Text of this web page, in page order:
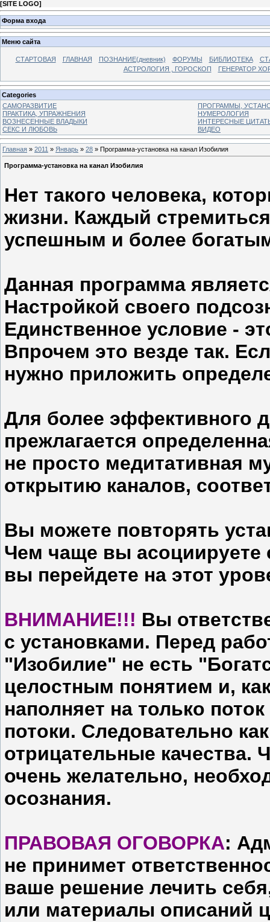
[SITE LOGO]
Форма входа
Меню сайта
СТАРТОВАЯ ГЛАВНАЯ ПОЗНАНИЕ(дневник) ФОРУМЫ БИБЛИОТЕКА
АСТРОЛОГИЯ , ГОРОСКОП
ГЕНЕРАТОР
Categories
САМОРАЗВИТИЕ
ПРОГРАММЫ,
ПРАКТИКА, УПРАЖНЕНИЯ
НУМЕРОЛОГИЯ
ВОЗНЕСЕННЫЕ ВЛАДЫКИ
ИНТЕРЕСНЫЕ
СЕКС И ЛЮБОВЬ
ВИДЕО
Главная » 2011 » Январь » 28 » Программа-установка на канал Изобилия
Программа-установка на канал Изобилия
Нет такого человека,
жизни. Каждый
успешным и более
Данная программа
Настройкой своего
Единственное условие -
Впрочем это везде так.
нужно приложить
Для более эффективного
прежлагается
не просто медитативная
открытию каналов,
Вы можете повторять
Чем чаще вы асоциируете
вы перейдете на этот
ВНИМАНИЕ!!! Вы
с установками. Перед
"Изобилие" не есть
целостным понятием и,
наполняет на только
потоки. Следовательно
отрицательные качества.
очень желательно,
осознания.
ПРАВОВАЯ ОГОВОРКА:
не принимет
ваше решение лечить
или материалы описаний